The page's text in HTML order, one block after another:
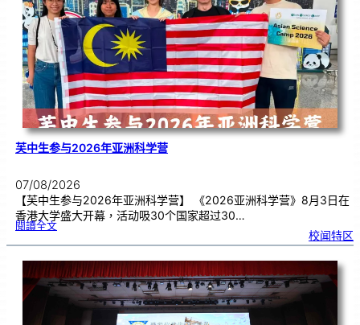
理
期
焦
虑
！
芙中生参与2026年亚洲科学营
07/08/2026
【芙中生参与2026年亚洲科学营】 《2026亚洲科学营》8月3日在
香港大学盛大开幕，活动吸30个国家超过30…
閱讀全文:芙
生
参
2
0
2
6
年
亚
洲科
校闻特区